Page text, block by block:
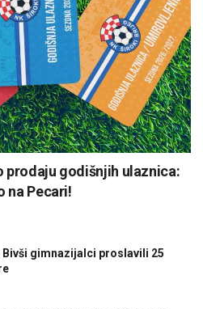
prodaju godišnjih ulaznica:
na Pecari!
gimnazijalci proslavili 25